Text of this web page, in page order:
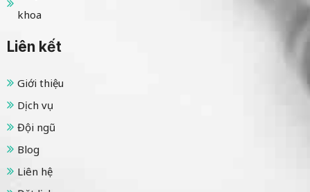
khoa
Liên kết
Giới thiệu
Dịch vụ
Đội ngũ
Blog
Liên hệ